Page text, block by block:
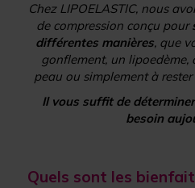
Chez LIPOELASTIC, nous
de compression conçu pour
différentes manières, que
gonflement, un lipoedème,
peau ou simplement à
Il vous suffit de
besoin
Quels sont les